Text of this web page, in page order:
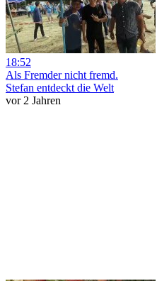
18:52
Als Fremder nicht fremd.
Stefan entdeckt die Welt
vor 2 Jahren